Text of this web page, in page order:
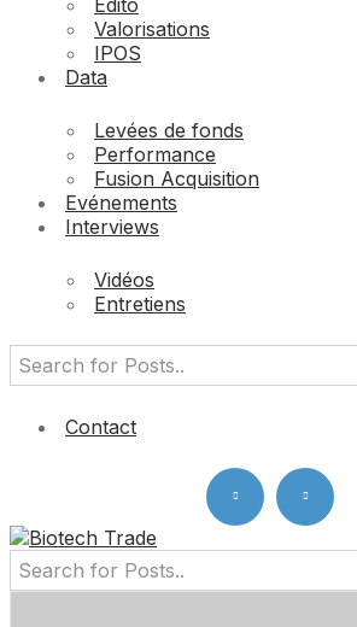
Edito
Valorisations
IPOS
Data
Levées de fonds
Performance
Fusion Acquisition
Evénements
Interviews
Vidéos
Entretiens
Contact